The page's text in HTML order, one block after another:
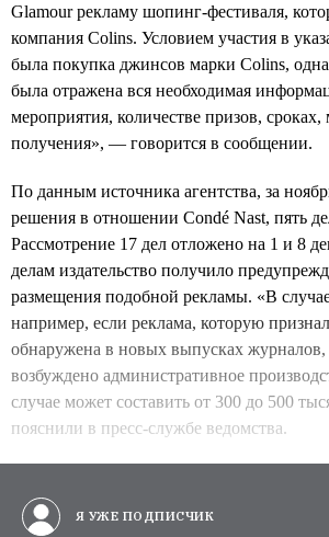
Glamour рекламу шопинг-фестиваля,
компания Colins. Условием участия в
была покупка джинсов марки Colins,
была отражена вся необходимая
мероприятия, количестве призов, сроках,
получения», — говорится в сообщении.
По данным источника агентства, за
решения в отношении Condé Nast, пять
Рассмотрение 17 дел отложено на 1 и 8
делам издательство получило
размещения подобной рекламы. «В
например, если реклама, которую
обнаружена в новых выпусках
возбуждено административное
случае может составить от 300 до 500
пояснили в пресс-службе ведомства.
Я УЖЕ ПОДПИСЧИК